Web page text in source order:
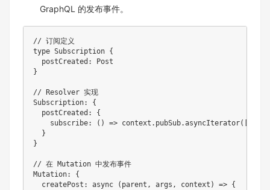
GraphQL 的发布事件。
// 订阅定义
type Subscription {
  postCreated
:
}
// Resolver 实现
Subscription:
{
  postCreated
:
{
subscribe: ( ) => context . pubSub.asyncIterator(
}
}
// 在 Mutation 中发布事件
Mutation:
{
createPost : async ( parent , args , context ) => {